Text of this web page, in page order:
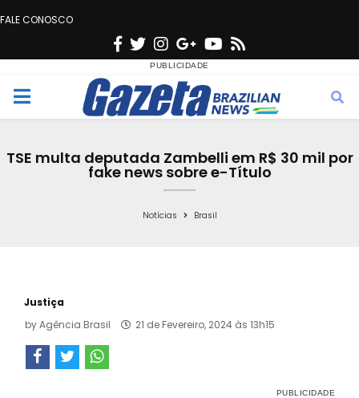
FALE CONOSCO
F
c
e
o
T
w
i
t
e
n
s
t
g
r
a
G
o
o
g
e
Y
u
t
b
s
M
TSE multa deputada Zambelli em R$ 30 mil por
fake news sobre e-Título
Notícias Brasil
Justiça
byAgência Brasil 21 de Fevereiro, 2024 às 13h15